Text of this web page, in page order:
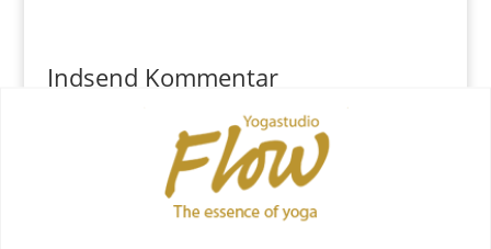
Indsend Kommentar
for at skrive en kommentar.
YOGA læreruddannelse